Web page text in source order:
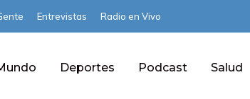
Entrevistas Radio en Vivo
Deportes Podcast Salud